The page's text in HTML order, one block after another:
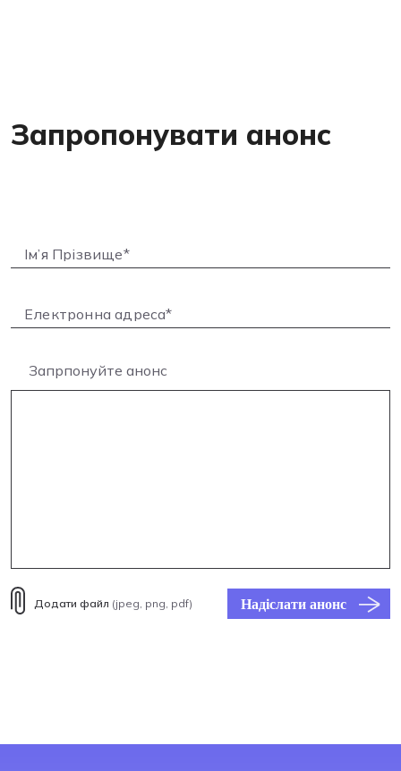
Запропонувати анонс
Запрпонуйте анонс
Додати файл (jpeg, png, pdf) Надіслати анонс